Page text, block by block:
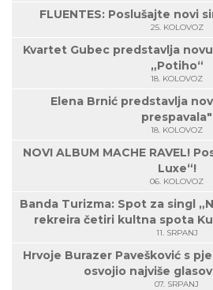
FLUENTES: Poslušajte novi
25. KOLOVOZ
Kvartet Gubec predstavlja
„Potiho“
18. KOLOVOZ
Elena Brnić predstavlja
prespavala"
18. KOLOVOZ
NOVI ALBUM MACHE RAVEL!
Luxe“!
06. KOLOVOZ
Banda Turizma: Spot za singl
rekreira četiri kultna spota
11. SRPANJ
Hrvoje Burazer Pavešković s
osvojio najviše
07. SRPANJ